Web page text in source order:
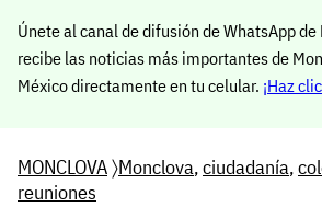
Únete al canal de difusión de WhatsApp de
recibe las noticias más importantes de
México directamente en tu celular. ¡Haz
MONCLOVA〉Monclova,ciudadanía,
reuniones